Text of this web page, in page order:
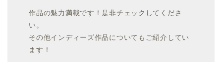
作品の魅力満載です！是非チェックしてくださ
い。
その他インディーズ作品についてもご紹介してい
ます！